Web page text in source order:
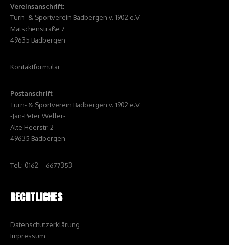
Vereinsanschrift:
Turn- & Sportverein Badbergen v. 1902 e.V.
Matschenstraße 7
49635 Badbergen
Kontaktformular
Postanschrift
Turn- & Sportverein Badbergen v. 1902 e.V.
-Jan-Peter Weller-
Alte Heerstr. 2
49635 Badbergen
Tel.: 0162 – 6677353
RECHTLICHES
Datenschutzerklärung
Impressum